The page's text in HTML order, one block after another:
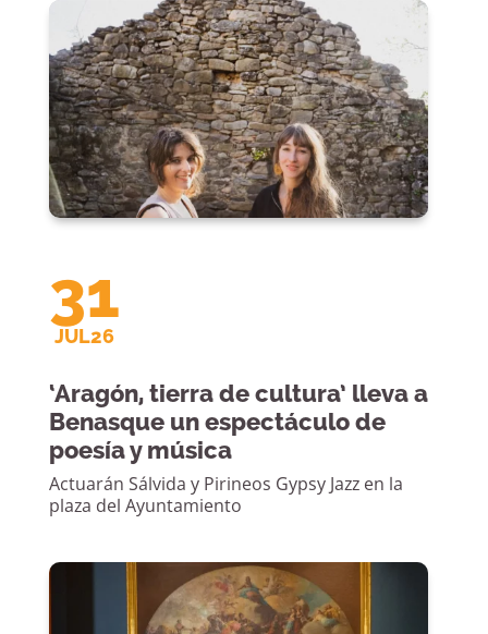
31
JUL26
‘Aragón, tierra de cultura’ lleva a
Benasque un espectáculo de
poesía y música
Actuarán Sálvida y Pirineos Gypsy Jazz en la
plaza del Ayuntamiento